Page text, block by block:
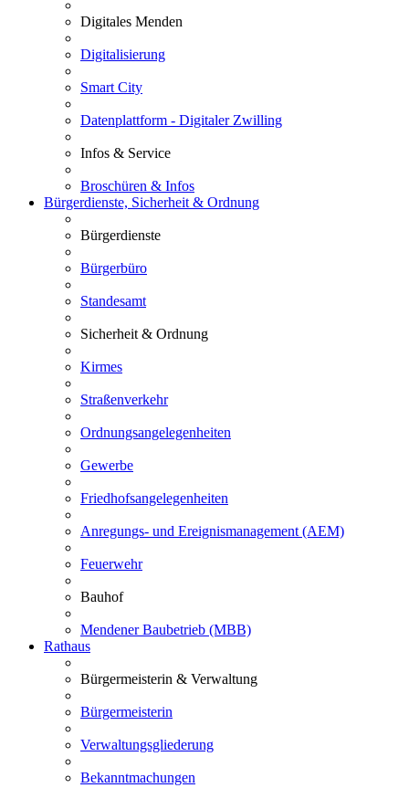
Digitales Menden
Digitalisierung
Smart City
Datenplattform - Digitaler Zwilling
Infos & Service
Broschüren & Infos
Bürgerdienste, Sicherheit & Ordnung
Bürgerdienste
Bürgerbüro
Standesamt
Sicherheit & Ordnung
Kirmes
Straßenverkehr
Ordnungsangelegenheiten
Gewerbe
Friedhofsangelegenheiten
Anregungs- und Ereignismanagement (AEM)
Feuerwehr
Bauhof
Mendener Baubetrieb (MBB)
Rathaus
Bürgermeisterin & Verwaltung
Bürgermeisterin
Verwaltungsgliederung
Bekanntmachungen